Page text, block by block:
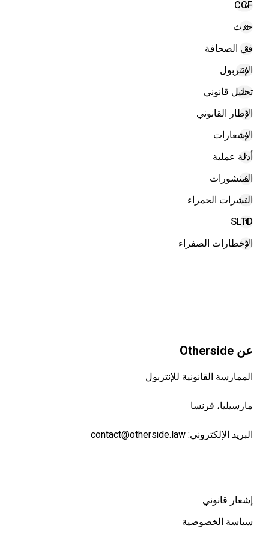
CCF
16
حدث
3
في الصحافة
8
الإنتربول
26
تحليل قانوني
25
الإطار القانوني
3
الإشعارات
4
أدلة عملية
4
المنشورات
6
النشرات الحمراء
4
SLTD
1
الإخطارات الصفراء
2
عن Otherside
الممارسة القانونية للإنتربول
مارسيليا، فرنسا
البريد الإلكتروني:contact@otherside.law
إشعار قانوني
سياسة الخصوصية